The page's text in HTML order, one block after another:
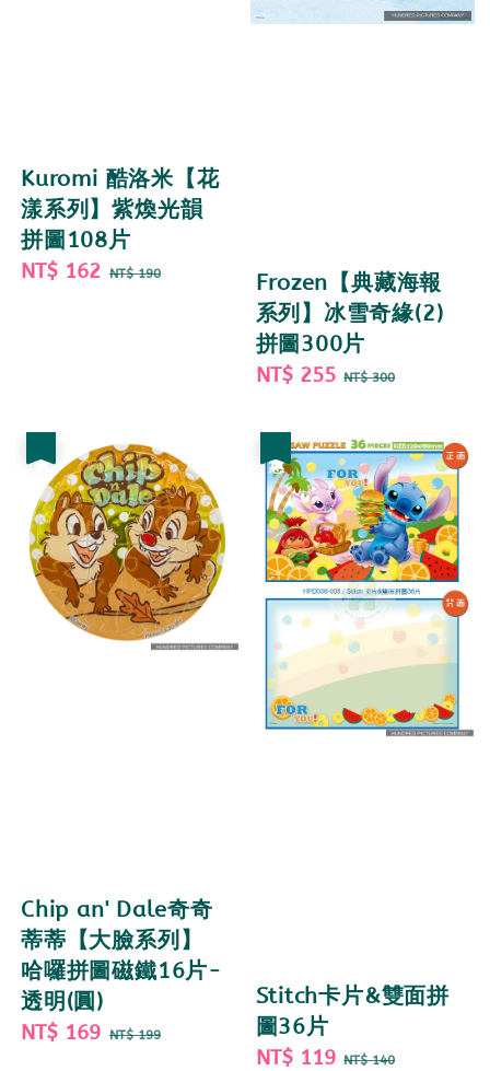
Kuromi 酷洛米【花
漾系列】紫煥光韻
拼圖108片
Sale
NT$ 162 Regular
NT$ 190
Frozen【典藏海報
系列】冰雪奇緣(2)
拼圖300片
Sale
NT$ 255 Regular
NT$ 300
Chip an' Dale奇奇
蒂蒂【大臉系列】
哈囉拼圖磁鐵16片-
透明(圓)
Sale
NT$ 169 Regular
NT$ 199
Stitch卡片&雙面拼
圖36片
Sale
NT$ 119 Regular
NT$ 140